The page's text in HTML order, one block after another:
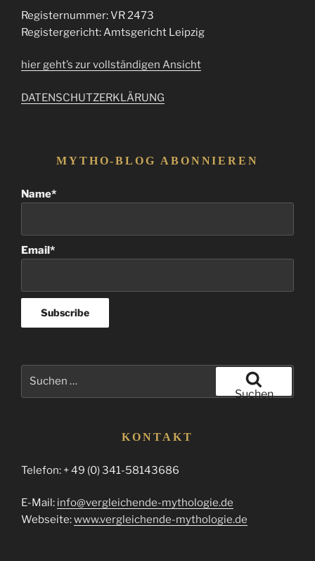
Registernummer: VR 2473
Registergericht: Amtsgericht Leipzig
hier geht’s zur vollständigen Ansicht
DATENSCHUTZERKLÄRUNG
MYTHO-BLOG ABONNIEREN
Name*
Email*
Suchen
KONTAKT
Telefon: + 49 (0) 341-58143686
E-Mail: info@vergleichende-mythologie.de
Webseite:www.vergleichende-mythologie.de